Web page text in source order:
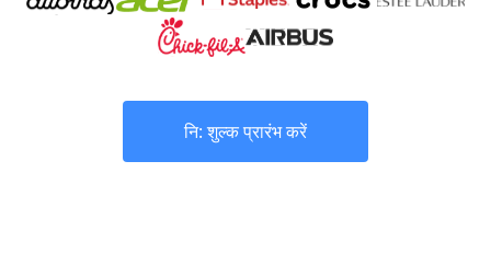
नि: शुल्क प्रारंभ करें